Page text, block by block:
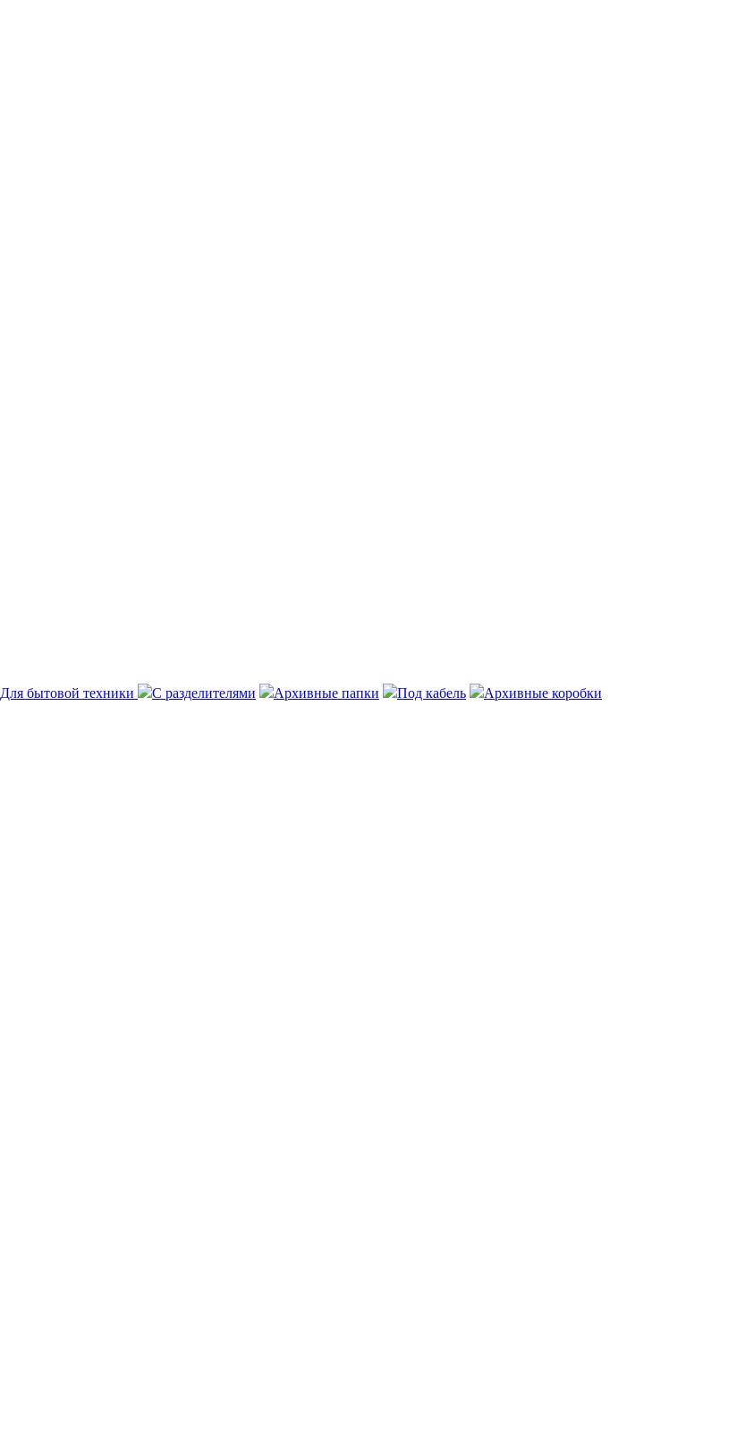
Для бытовой техники С разделителями Архивные папки Под кабель
Архивные коробки